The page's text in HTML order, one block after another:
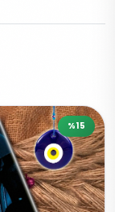
%15